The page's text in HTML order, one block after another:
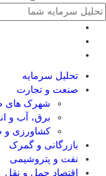
تحلیل‌ سرمایه
صنعت و تجارت
شهرک های
برق، آب و
کشاورزی و
بازرگانی و گمرک
نفت و پتروشیمی
اقتصاد حمل و نقل